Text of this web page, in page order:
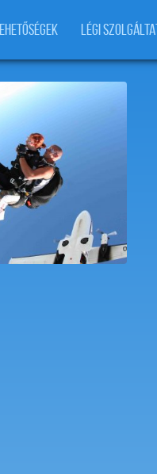
LÉGI
tandemugrás